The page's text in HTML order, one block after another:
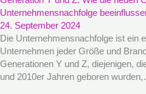
Unternehmensnachfolge
24. September 2024
Die Unternehmensnachfolge ist ein
Unternehmen jeder Größe und
Generationen Y und Z, diejenigen,
und 2010er Jahren geboren